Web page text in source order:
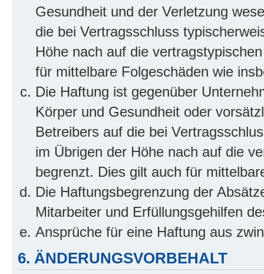
Gesundheit und der Verletzung
die bei Vertragsschluss
Höhe nach auf die
für mittelbare Folgeschäden wie
Die Haftung ist gegenüber
Körper und Gesundheit oder
Betreibers auf die bei
im Übrigen der Höhe nach auf die
begrenzt. Dies gilt auch für
Die Haftungsbegrenzung der
Mitarbeiter und Erfüllungsgehilfen
Ansprüche für eine Haftung aus
6. ÄNDERUNGSVORBEHALT